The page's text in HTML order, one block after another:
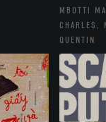
MBOTTI
CHARLES,
QUENTIN